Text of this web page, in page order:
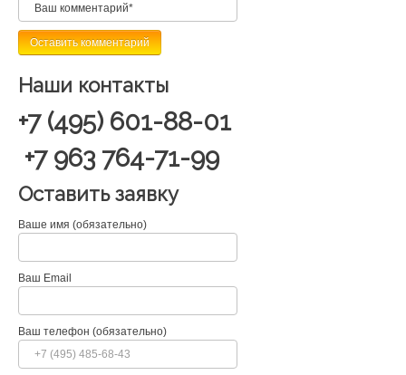
Наши контакты
+7 (495) 601-88-01
+7 963 764-71-99
Оставить заявку
Ваше имя (обязательно)
Ваш Email
Ваш телефон (обязательно)